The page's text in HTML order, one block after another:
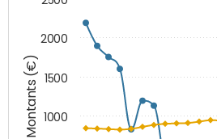
Montants (€) 1000
1500
2000